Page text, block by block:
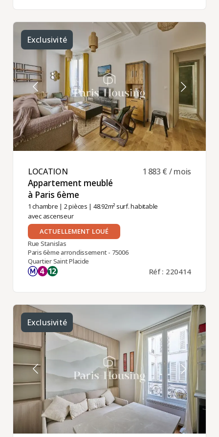
Exclusivité
LOCATION ​
Appartement meublé
à Paris 6ème ​
1 chambre | 2 pièces | 48.92m² surf. habitable
avec ascenseur
1 883 € / mois
ACTUELLEMENT LOUÉ
Rue Stanislas
Paris 6ème arrondissement - 75006
Quartier Saint Placide
Réf : 220414
Exclusivité